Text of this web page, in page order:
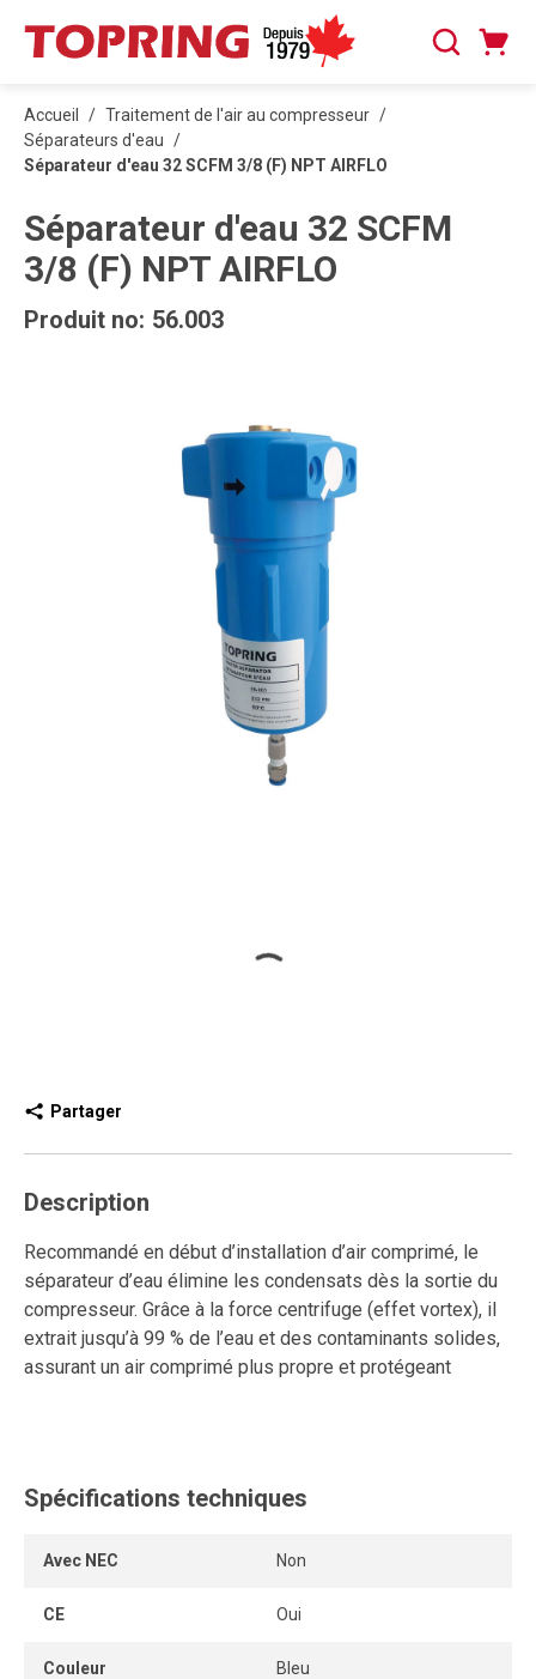
PASSER AU CONTENU PRINCIPAL
Recherche
Accueil / Traitement de l'air au compresseur /
Séparateurs d'eau /
Séparateur d'eau 32 SCFM 3/8 (F) NPT AIRFLO
Séparateur d'eau 32 SCFM
3/8 (F) NPT AIRFLO
Produit no: 56.003
Partager
Description
Recommandé en début d’installation d’air comprimé, le
séparateur d’eau élimine les condensats dès la sortie du
compresseur. Grâce à la force centrifuge (effet vortex), il
extrait jusqu’à 99 % de l’eau et des contaminants solides,
assurant un air comprimé plus propre et protégeant
Il ne requiert aucune électricité et nécessite peu
Son revêtement en poudre d’époxy assure une longue
débit requis (SCFM).
Spécifications techniques
Avec NEC Non
CE Oui
Couleur Bleu